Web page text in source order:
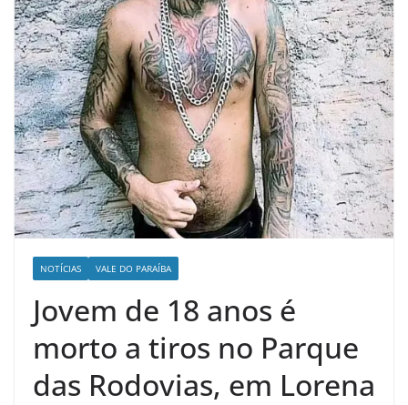
NOTÍCIAS VALE DO PARAÍBA
Jovem de 18 anos é
morto a tiros no Parque
das Rodovias, em Lorena